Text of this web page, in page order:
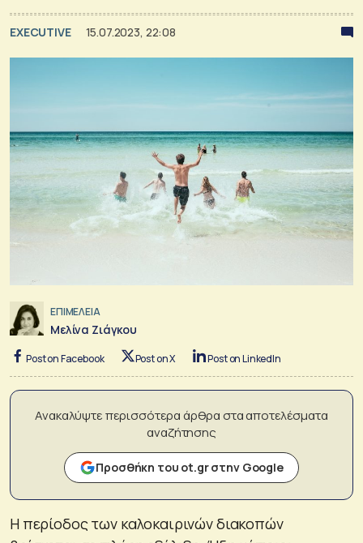
EXECUTIVE 15.07.2023, 22:08
ΕΠΙΜΕΛΕΙΑ
Μελίνα Ζιάγκου
Post on Facebook Post on X Post on LinkedIn
Ανακαλύψτε περισσότερα άρθρα στα αποτελέσματα
αναζήτησης
Προσθήκη του ot.gr στην Google
Η περίοδος των καλοκαιρινών διακοπών